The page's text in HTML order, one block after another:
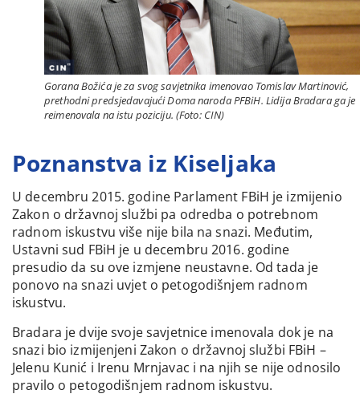
Gorana Božića je za svog savjetnika imenovao Tomislav Martinović,
prethodni predsjedavajući Doma naroda PFBiH. Lidija Bradara ga je
reimenovala na istu poziciju. (Foto: CIN)
Poznanstva iz Kiseljaka
U decembru 2015. godine Parlament FBiH je izmijenio
Zakon o državnoj službi pa odredba o potrebnom
radnom iskustvu više nije bila na snazi. Međutim,
Ustavni sud FBiH je u decembru 2016. godine
presudio da su ove izmjene neustavne. Od tada je
ponovo na snazi uvjet o petogodišnjem radnom
iskustvu.
Bradara je dvije svoje savjetnice imenovala dok je na
snazi bio izmijenjeni Zakon o državnoj službi FBiH –
Jelenu Kunić i Irenu Mrnjavac i na njih se nije odnosilo
pravilo o petogodišnjem radnom iskustvu.